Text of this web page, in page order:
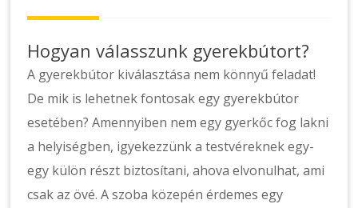
Hogyan válasszunk gyerekbútort?
A gyerekbútor kiválasztása nem könnyű feladat!
De mik is lehetnek fontosak egy gyerekbútor
esetében? Amennyiben nem egy gyerkőc fog lakni
a helyiségben, igyekezzünk a testvéreknek egy-
egy külön részt biztosítani, ahova elvonulhat, ami
csak az övé. A szoba közepén érdemes egy